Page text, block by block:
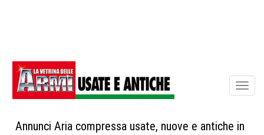
Annunci Aria compressa usate, nuove e antiche in